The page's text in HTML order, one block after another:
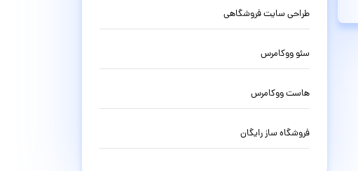
طراحی سایت فروشگاهی
سئو ووکامرس
هاست ووکامرس
فروشگاه ساز رایگان